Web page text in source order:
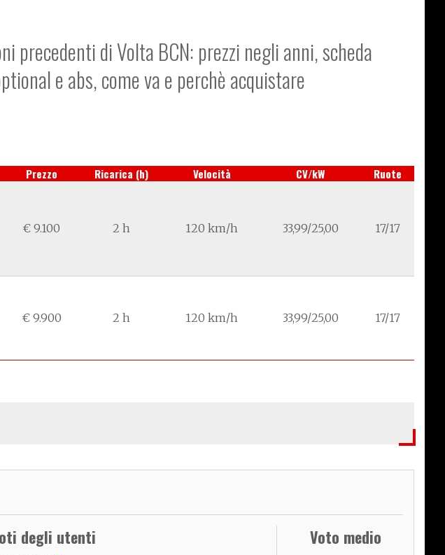
precedenti di Volta BCN: prezzi negli anni, scheda
e abs, come va e perchè acquistare
Prezzo Ricarica (h) Velocità CV/kW Ruote
€ 9.100 2 h 120 km/h 33,99/25,00 17/17
€ 9.900 2 h 120 km/h 33,99/25,00 17/17
degli utenti Voto medio